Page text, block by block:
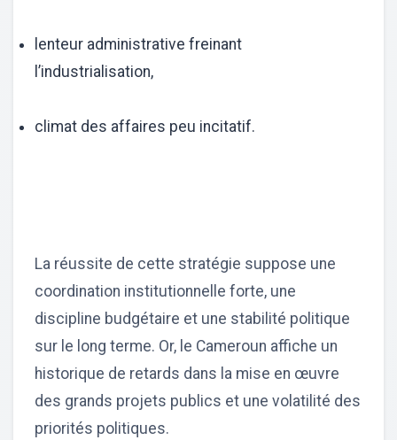
lenteur administrative freinant
l’industrialisation,
climat des affaires peu incitatif.
La réussite de cette stratégie suppose une
coordination institutionnelle forte, une
discipline budgétaire et une stabilité politique
sur le long terme. Or, le Cameroun affiche un
historique de retards dans la mise en œuvre
des grands projets publics et une volatilité des
priorités politiques.